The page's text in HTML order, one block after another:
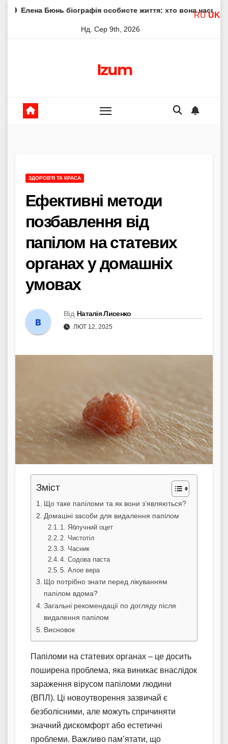
Skipбіографія особисте життя: хто вона насправді
Нд. Сер 9th, 2026
Izum
ЗДОРОВ'Я ТА КРАСА
Ефективні методи
позбавлення від
папілом на статевих
органах у домашніх
умовах
Від Наталія Лисенко
ЛЮТ 12, 2025
Зміст
Що таке папіломи та як вони з’являються?
Домашні засоби для видалення папілом
1. Яблучний оцет
2. Чистотіл
3. Часник
4. Содова паста
5. Алое вера
Що потрібно знати перед лікуванням
папілом вдома?
Загальні рекомендації по догляду після
видалення папілом
Висновок
Папіломи на статевих органах – це досить
поширена проблема, яка виникає внаслідок
зараження вірусом папіломи людини
(ВПЛ). Ці новоутворення зазвичай є
безболісними, але можуть спричиняти
значний дискомфорт або естетичні
проблеми. Важливо пам’ятати, що
RU UK